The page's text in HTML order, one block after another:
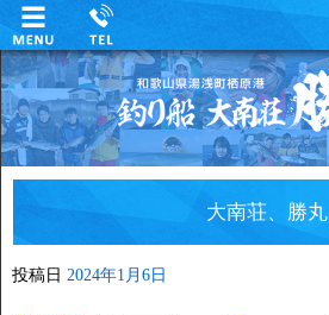
大南荘、勝丸
投稿日 2024年1月6日